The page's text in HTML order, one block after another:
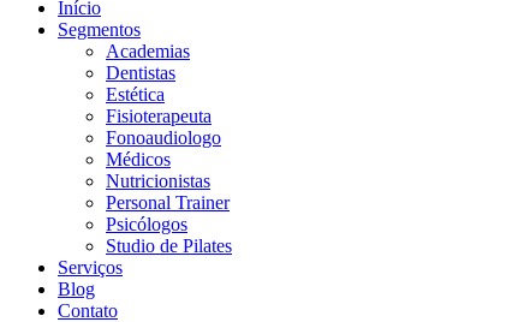
Início
Segmentos
Academias
Dentistas
Estética
Fisioterapeuta
Fonoaudiologo
Médicos
Nutricionistas
Personal Trainer
Psicólogos
Studio de Pilates
Serviços
Blog
Contato